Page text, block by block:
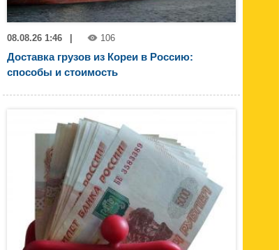
08.08.26 1:46 106
Доставка грузов из Кореи в Россию:
способы и стоимость